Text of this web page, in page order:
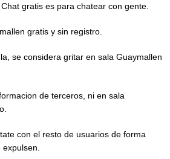
gratis es para chatear con gente.
gratis y sin registro.
se considera gritar en sala Guaymallen
de terceros, ni en sala
con el resto de usuarios de forma